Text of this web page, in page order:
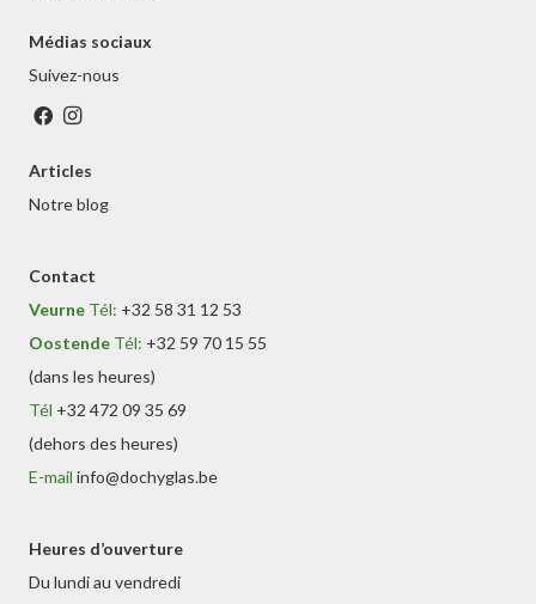
Médias sociaux
Suivez-nous
Articles
Notre blog
Contact
Veurne Tél: +32 58 31 12 53
Oostende Tél: +32 59 70 15 55
(dans les heures)
Tél +32 472 09 35 69
(dehors des heures)
E-mail info@dochyglas.be
Heures d’ouverture
Du lundi au vendredi